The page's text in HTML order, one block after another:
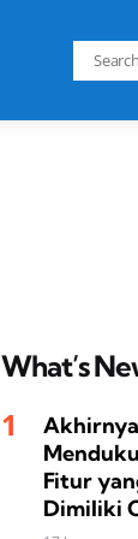
Search
for:
What’s
Fitur
Dimiliki